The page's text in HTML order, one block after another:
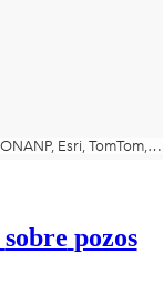
sobre pozos